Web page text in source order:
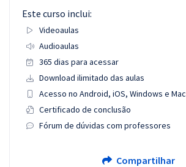
Este curso inclui:
Videoaulas
Audioaulas
365 dias para acessar
Download ilimitado das aulas
Acesso no Android, iOS, Windows e Mac
Certificado de conclusão
Fórum de dúvidas com professores
Compartilhar